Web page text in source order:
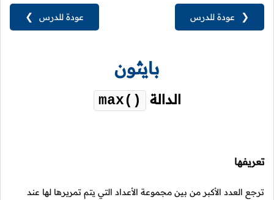
عودة للدرس ❯ ❮ عودة للدرس
بايثون
الدالة max()
تعريفها
ترجع العدد الأكبر من بين مجموعة الأعداد التي يتم تمريرها لها عند